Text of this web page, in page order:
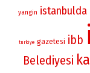
yangin istanbulda
turkiye gazetesi ibb
Belediyesi